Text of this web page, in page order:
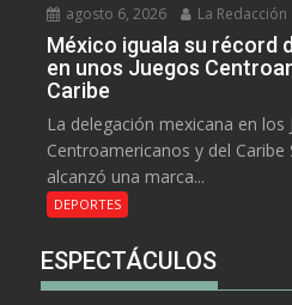
agosto 6, 2026 La Redacción
México iguala su récord
en unos Juegos
Caribe
La delegación mexicana en los
Centroamericanos y del
alcanzó una marca...
DEPORTES
ESPECTÁCULOS